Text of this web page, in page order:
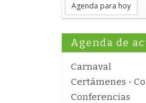
Agenda para hoy
Agenda de
Carnaval
Certámenes -
Conferencias